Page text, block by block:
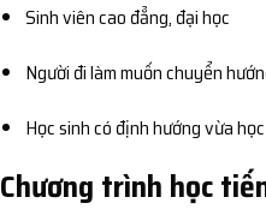
Sinh viên cao đẳng, đại học
Người đi làm muốn chuyển
Học sinh có định hướng vừa
Chương trình học